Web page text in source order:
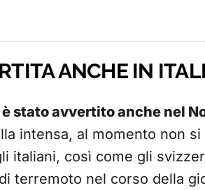
ANCHE IN
stato avvertito anche nel
intensa, al momento non
italiani, così come gli
terremoto nel corso della